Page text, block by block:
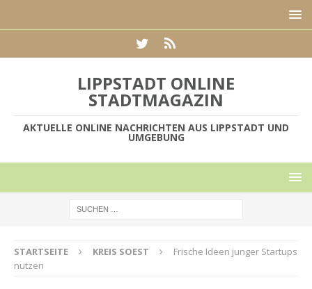
LIPPSTADT ONLINE
STADTMAGAZIN
AKTUELLE ONLINE NACHRICHTEN AUS LIPPSTADT UND
UMGEBUNG
STARTSEITE KREIS SOEST
Frische Ideen junger Startups
nutzen